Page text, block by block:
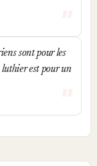
sont pour les
est pour un